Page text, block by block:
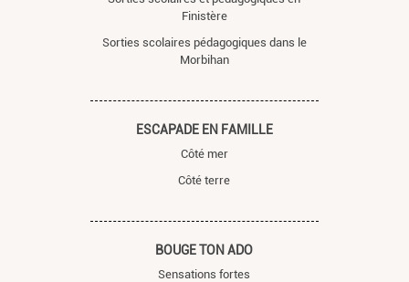
Finistère
Sorties scolaires pédagogiques dans le
Morbihan
ESCAPADE EN FAMILLE
Côté mer
Côté terre
BOUGE TON ADO
Sensations fortes